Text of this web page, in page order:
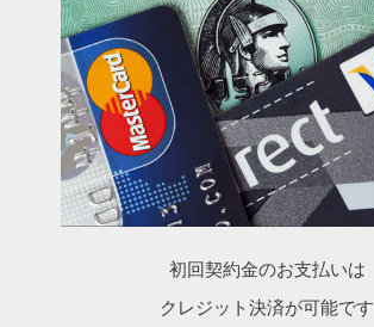
初回契約金のお支払いは
クレジット決済が可能です